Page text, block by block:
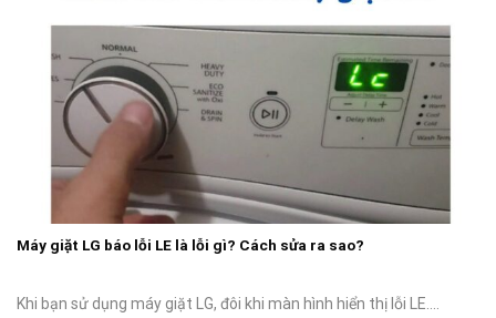
Máy giặt LG báo lỗi LE là lỗi gì? Cách sửa ra sao?
Khi bạn sử dụng máy giặt LG, đôi khi màn hình hiển thị lỗi LE....